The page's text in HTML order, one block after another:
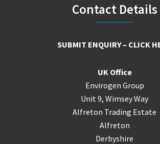
Contact Details
SUBMIT ENQUIRY – CLICK
UK Office
Envirogen Group
Unit 9, Wimsey Way
Alfreton Trading Estate
Alfreton
Derbyshire